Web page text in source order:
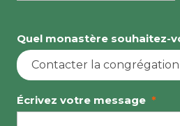
Quel monastère souhaitez-
Écrivez votre message *